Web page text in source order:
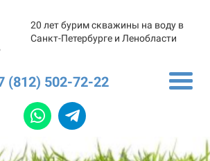
20 лет бурим скважины на воду в
Санкт-Петербурге и Ленобласти
(812) 502-72-22